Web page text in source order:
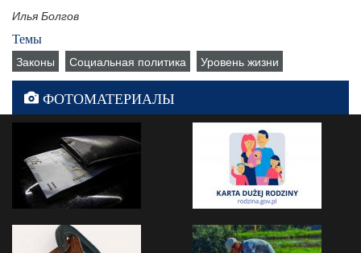
Илья Болгов
Темы
Законы Социальная политика Уровень жизни
ФОТОМАТЕРИАЛЫ